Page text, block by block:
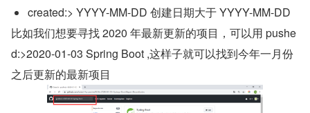
created:> YYYY-MM-DD 创建日期大于 YYYY-MM-DD
比如我们想要寻找 2020 年最新更新的项目，可以用 pushe
d:>2020-01-03 Spring Boot ,这样子就可以找到今年一月份
之后更新的最新项目